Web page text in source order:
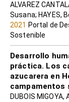
ALVAREZ
Susana; HAYES,
2021 Portal de
Sostenible
Desarrollo
práctica. Los
azucarera en
campamentos
DUBOIS MIGOYA,